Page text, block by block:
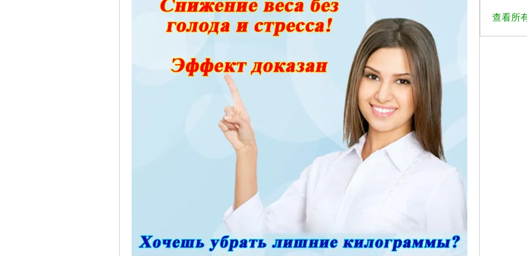
查看所